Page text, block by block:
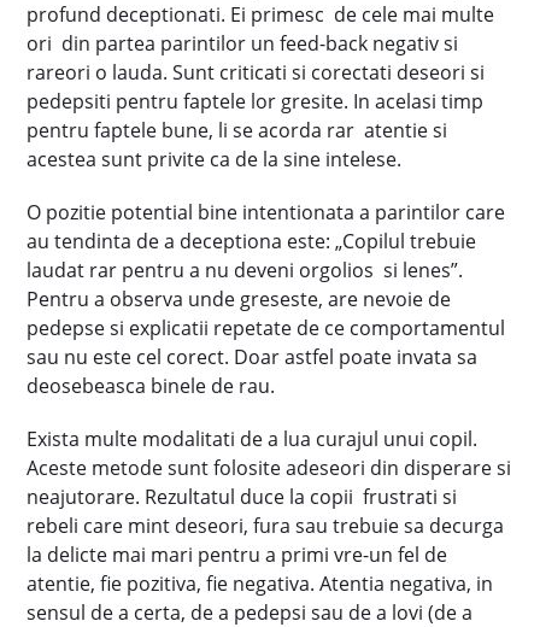
profund deceptionati. Ei primesc de cele mai multe
ori din partea parintilor un feed-back negativ si
rareori o lauda. Sunt criticati si corectati deseori si
pedepsiti pentru faptele lor gresite. In acelasi timp
pentru faptele bune, li se acorda rar atentie si
acestea sunt privite ca de la sine intelese.
O pozitie potential bine intentionata a parintilor care
au tendinta de a deceptiona este: „Copilul trebuie
laudat rar pentru a nu deveni orgolios si lenes”.
Pentru a observa unde greseste, are nevoie de
pedepse si explicatii repetate de ce comportamentul
sau nu este cel corect. Doar astfel poate invata sa
deosebeasca binele de rau.
Exista multe modalitati de a lua curajul unui copil.
Aceste metode sunt folosite adeseori din disperare si
neajutorare. Rezultatul duce la copii frustrati si
rebeli care mint deseori, fura sau trebuie sa decurga
la delicte mai mari pentru a primi vre-un fel de
atentie, fie pozitiva, fie negativa. Atentia negativa, in
sensul de a certa, de a pedepsi sau de a lovi (de a